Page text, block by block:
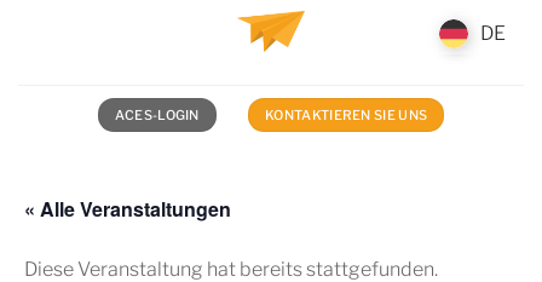
ACES-LOGIN KONTAKTIEREN SIE UNS
« Alle Veranstaltungen
Diese Veranstaltung hat bereits stattgefunden.
DE
DE